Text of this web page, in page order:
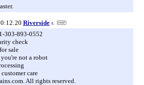
Riverside
303-893-0552
check
sale
you're not a robot
care
All rights reserved.